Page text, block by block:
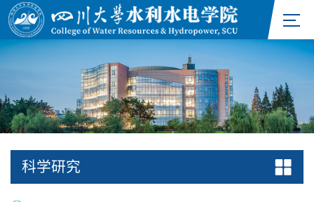
科学研究